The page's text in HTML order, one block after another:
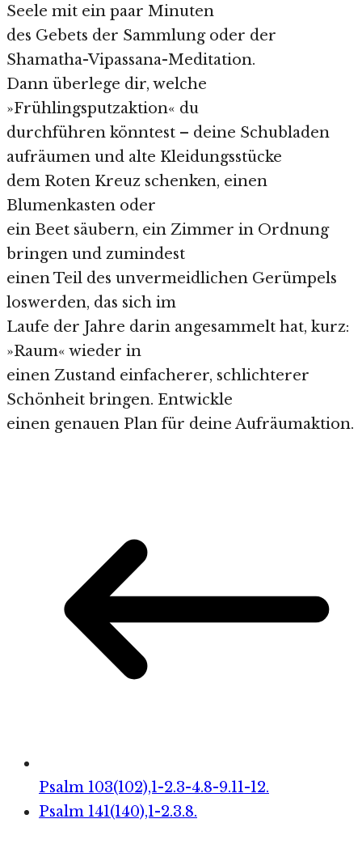
Seele mit ein paar Minuten
des Gebets der Sammlung oder der
Shamatha-Vipassana-Meditation.
Dann überlege dir, welche
»Frühlingsputzaktion« du
durchführen könntest – deine Schubladen
aufräumen und alte Kleidungsstücke
dem Roten Kreuz schenken, einen
Blumenkasten oder
ein Beet säubern, ein Zimmer in Ordnung
bringen und zumindest
einen Teil des unvermeidlichen Gerümpels
loswerden, das sich im
Laufe der Jahre darin angesammelt hat, kurz:
»Raum« wieder in
einen Zustand einfacherer, schlichterer
Schönheit bringen. Entwickle
einen genauen Plan für deine Aufräumaktion.
Psalm 103(102),1-2.3-4.8-9.11-12.
Psalm 141(140),1-2.3.8.